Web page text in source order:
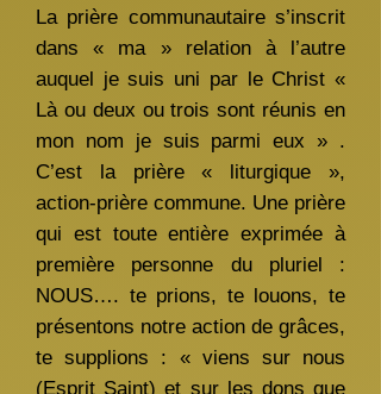
La prière communautaire s’inscrit
dans « ma » relation à l’autre
auquel je suis uni par le Christ «
Là ou deux ou trois sont réunis en
mon nom je suis parmi eux » .
C’est la prière « liturgique »,
action-prière commune. Une prière
qui est toute entière exprimée à
première personne du pluriel :
NOUS…. te prions, te louons, te
présentons notre action de grâces,
te supplions : « viens sur nous
(Esprit Saint) et sur les dons que